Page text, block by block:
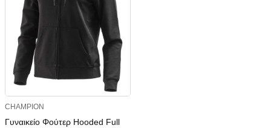
CHAMPION
Γυναικείο Φούτερ Hooded Full